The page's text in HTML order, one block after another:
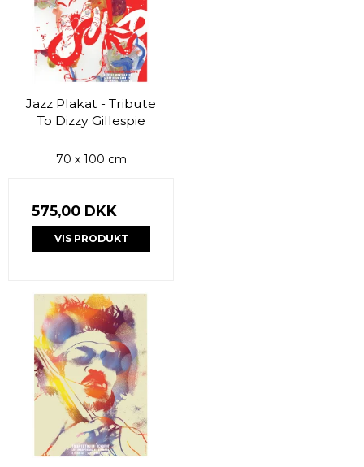
Jazz Plakat - Tribute
To Dizzy Gillespie
70 x 100 cm
575,00 DKK
VIS PRODUKT